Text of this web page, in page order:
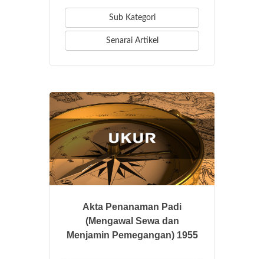
Sub Kategori
Senarai Artikel
Akta Penanaman Padi
(Mengawal Sewa dan
Menjamin Pemegangan) 1955